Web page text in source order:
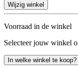
Wijzig winkel
Voorraad in de winkel
Selecteer jouw winkel
In welke winkel te koop?